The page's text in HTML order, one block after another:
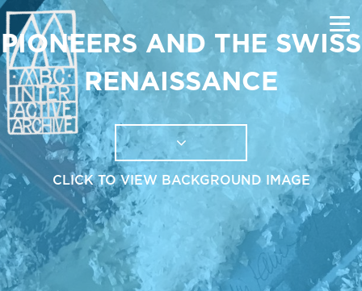
PIONEERS AND THE SWISS
RENAISSANCE
CLICK TO VIEW BACKGROUND IMAGE